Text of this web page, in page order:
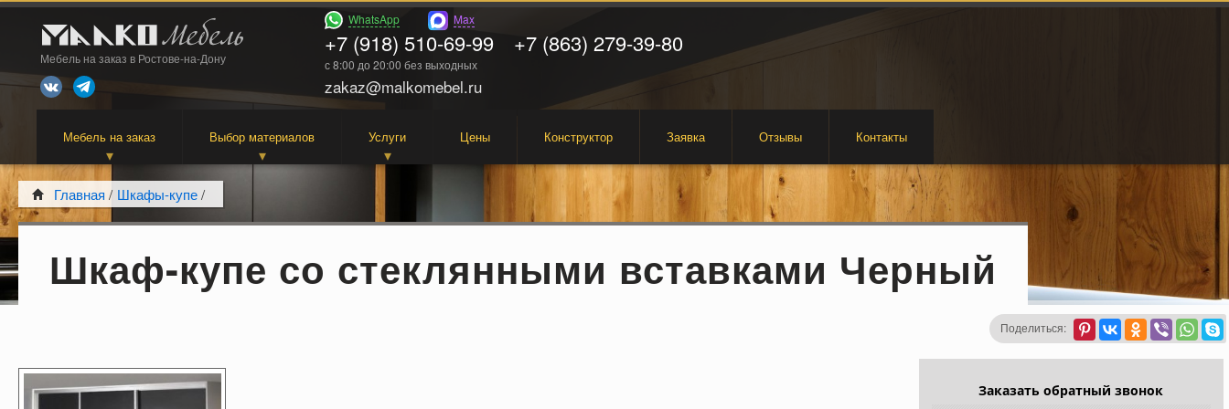
Мебель на заказ в Ростове-на-Дону
WhatsApp Max
+7 (918) 510-69-99 +7 (863) 279-39-80
с 8:00 до 20:00 без выходных
zakaz@malkomebel.ru
Мебель на заказ Выбор материалов Услуги Цены Конструктор Заявка Отзывы Контакты
Главная / Шкафы-купе/
Шкаф-купе со стеклянными вставками Черный
Поделиться:
Заказать обратный звонок